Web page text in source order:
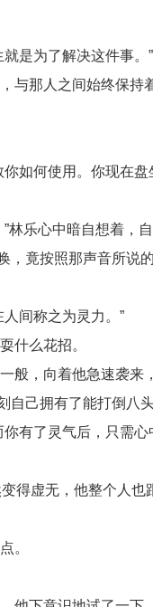
是为了解决这件事。”
与那人之间始终保持
如何使用。你现在
林乐心中暗自想着，
，竟按照那声音所说
间称之为灵力。”
什么花招。
般，向着他急速袭来
己拥有了能打倒八头
有了灵气后，只需
得虚无，他整个人也
。